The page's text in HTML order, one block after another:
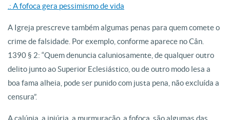
.: A fofoca gera pessimismo de vida
A Igreja prescreve também algumas penas para quem comete o
crime de falsidade. Por exemplo, conforme aparece no Cân.
1390 § 2: “Quem denuncia caluniosamente, de qualquer outro
delito junto ao Superior Eclesiástico, ou de outro modo lesa a
boa fama alheia, pode ser punido com justa pena, não excluída a
censura”.
A calúnia, a injúria, a murmuração, a fofoca, são algumas das